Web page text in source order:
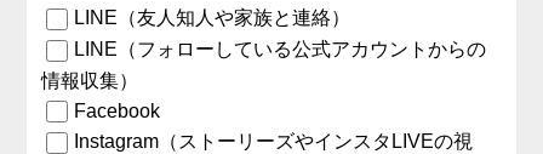
LINE（友人知人や家族と連絡）
LINE（フォローしている公式アカウントからの
情報収集）
Facebook
Instagram（ストーリーズやインスタLIVEの視